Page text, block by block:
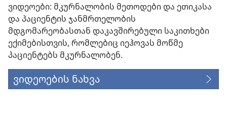
ვიდეოები: მკურნალობის მეთოდები და ეთიკასა
და პაციენტის ჯანმრთელობის
მდგომარეობასთან დაკავშირებული საკითხები
ექიმებისთვის, რომლებიც იეჰოვას მოწმე
პაციენტებს მკურნალობენ.
ვიდეოების ნახვა